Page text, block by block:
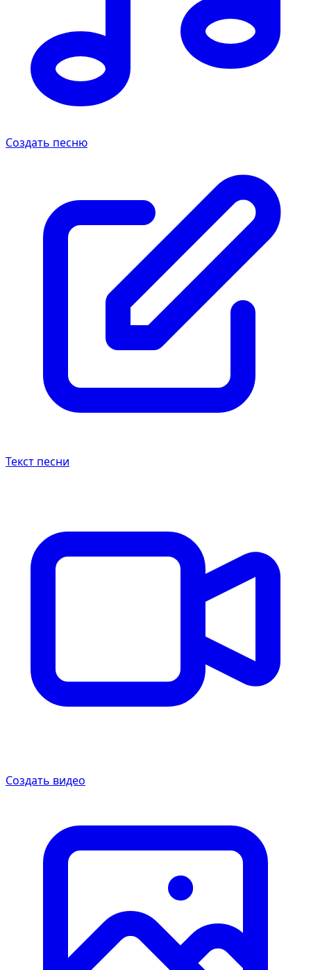
Создать песню
Текст песни
Создать видео